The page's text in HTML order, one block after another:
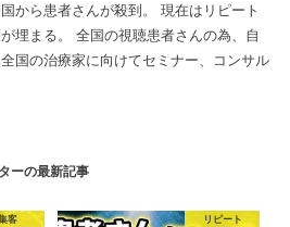
から患者さんが殺到。 現在はリピート
埋まる。 全国の視聴患者さんの為、自
国の治療家に向けてセミナー、コンサル
ーの最新記事
客 リピート